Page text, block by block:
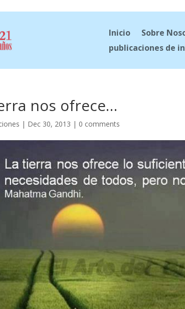
Inicio Sobre
publicaciones de
nos ofrece…
| Dec 30, 2013 | 0 comments